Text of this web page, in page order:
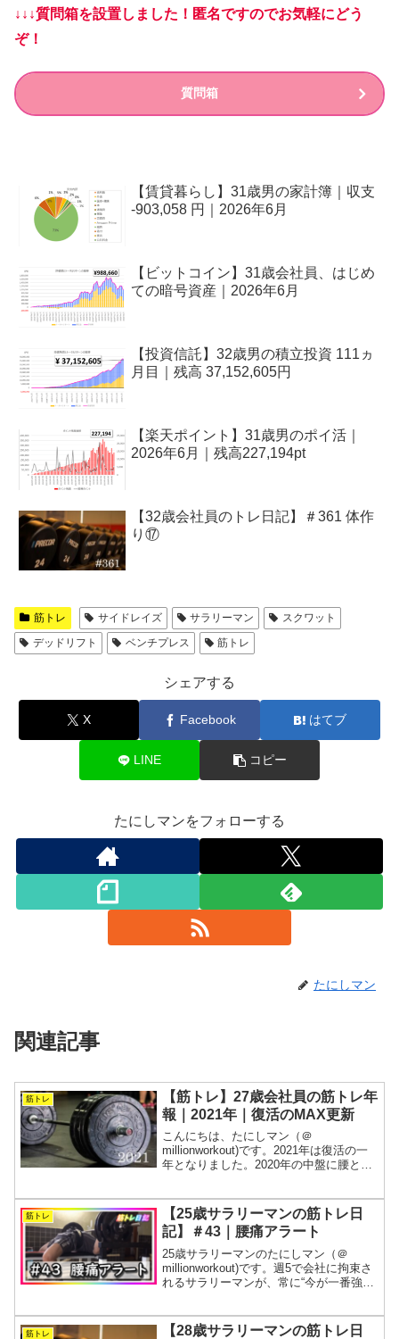
↓↓↓質問箱を設置しました！匿名ですのでお気軽にどう
ぞ！
質問箱
【賃貸暮らし】31歳男の家計簿｜収支
-903,058 円｜2026年6月
【ビットコイン】31歳会社員、はじめ
ての暗号資産｜2026年6月
【投資信託】32歳男の積立投資 111ヵ
月目｜残高 37,152,605円
【楽天ポイント】31歳男のポイ活｜
2026年6月｜残高227,194pt
【32歳会社員のトレ日記】＃361 体作
り⑰
筋トレ サイドレイズ サラリーマン
スクワット
デッドリフト
ベンチプレス 筋トレ
シェアする
X Facebook はてブ
LINE コピー
たにしマンをフォローする
たにしマン
関連記事
筋トレ
【筋トレ】27歳会社員の筋トレ年
報｜2021年｜復活のMAX更新
こんにちは、たにしマン（＠
millionworkout)です。2021年は復活の一
年となりました。2020年の中盤に腰と肩
フトとスクワットで自己ベストを更新で
きました...
筋トレ
【25歳サラリーマンの筋トレ日
記】＃43｜腰痛アラート
25歳サラリーマンのたにしマン（＠
millionworkout)です。週5で会社に拘束さ
れるサラリーマンが、常に“今が一番強
す。今週も腰が痛みます。うまくいかな
筋トレ 【28歳サラリーマンの筋トレ日